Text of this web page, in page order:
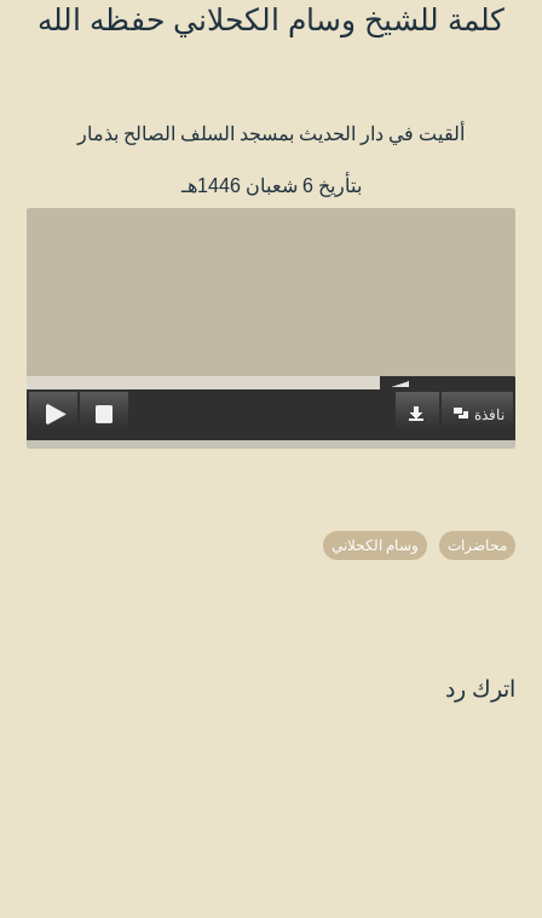
كلمة للشيخ وسام الكحلاني حفظه الله
ألقيت في دار الحديث بمسجد السلف الصالح بذمار
بتأريخ 6 شعبان 1446هـ
نافذة
محاضرات وسام الكحلاني
اترك رد